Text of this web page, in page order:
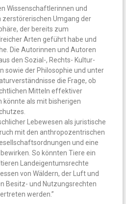
Wissenschaftlerinnen und
Umgang der
der bereits zum
Arten geführt habe und
Die Autorinnen und Autoren
den Sozial-, Rechts- Kultur-
sowie der Philosophie und unter
die Frage, ob
Mitteln effektiver
als mit bisherigen
Lebewesen als juristische
mit den anthropozentrischen
und eine
So könnten Tiere ein
Landeigentumsrechte
von Wäldern, der Luft und
Besitz- und Nutzungsrechten
werden.”